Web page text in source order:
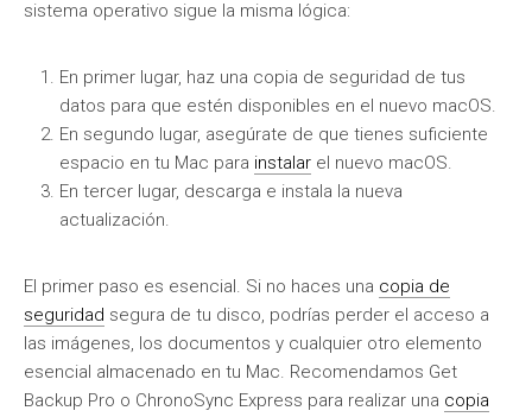
sistema operativo sigue la misma lógica:
En primer lugar, haz una copia de seguridad de tus
datos para que estén disponibles en el nuevo macOS.
En segundo lugar, asegúrate de que tienes suficiente
espacio en tu Mac para instalar el nuevo macOS.
En tercer lugar, descarga e instala la nueva
actualización.
El primer paso es esencial. Si no haces una copia de
seguridad segura de tu disco, podrías perder el acceso a
las imágenes, los documentos y cualquier otro elemento
esencial almacenado en tu Mac. Recomendamos Get
Backup Pro o ChronoSync Express para realizar una copia